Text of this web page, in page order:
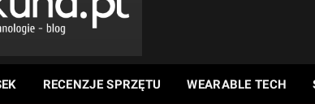
RECENZJE SPRZĘTU WEARABLE TECH